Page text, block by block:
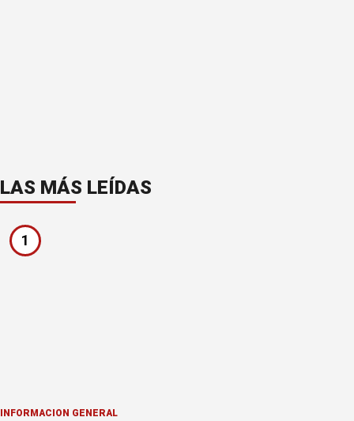
LAS MÁS LEÍDAS
1
INFORMACION GENERAL